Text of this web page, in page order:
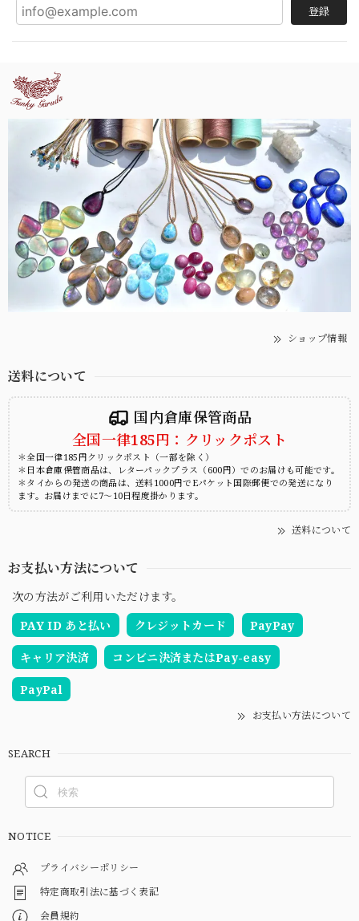
登録
ショップ情報
送料について
国内倉庫保管商品
全国一律185円：クリックポスト
＊全国一律185円クリックポスト（一部を除く）
＊日本倉庫保管商品は、レターパックプラス（600円）でのお届けも可能です。
＊タイからの発送の商品は、送料1000円でEパケット国際郵便での発送になり
ます。お届けまでに7～10日程度掛かります。
送料について
お支払い方法について
次の方法がご利用いただけます。
PAY ID あと払い
クレジットカード PayPay
キャリア決済 コンビニ決済またはPay-easy
PayPal
お支払い方法について
SEARCH
NOTICE
プライバシーポリシー
特定商取引法に基づく表記
会員規約